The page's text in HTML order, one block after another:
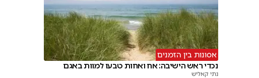
אסונות בין הזמנים
נכדי ראש הישיבה: אח ואחות טבעו למוות באגם
נתי קאליש